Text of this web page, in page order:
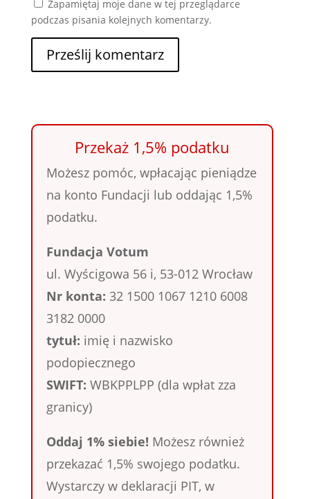
Zapamiętaj moje dane w tej przeglądarce
podczas pisania kolejnych komentarzy.
Przekaż 1,5% podatku
Możesz pomóc, wpłacając pieniądze
na konto Fundacji lub oddając 1,5%
podatku.
Fundacja Votum
ul. Wyścigowa 56 i, 53-012 Wrocław
Nr konta: 32 1500 1067 1210 6008
3182 0000
tytuł: imię i nazwisko
podopiecznego
SWIFT: WBKPPLPP (dla wpłat zza
granicy)
Oddaj 1% siebie! Możesz również
przekazać 1,5% swojego podatku.
Wystarczy w deklaracji PIT, w